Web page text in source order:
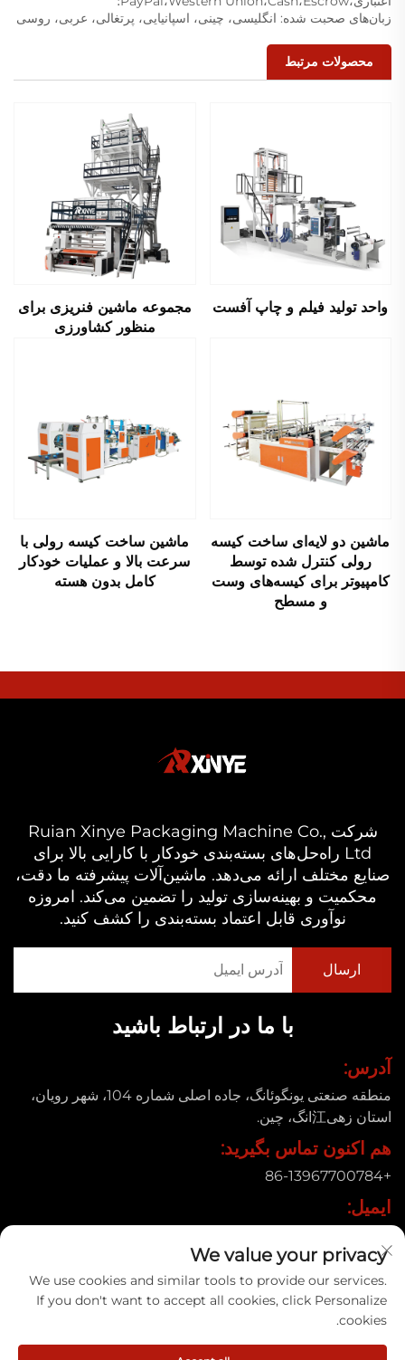
زبان‌های صحبت شده: انگلیسی، چینی، اسپانیایی، پرتغالی، عربی، روسی
محصولات مرتبط
مجموعه ماشین فنریزی برای
منظور کشاورزی
واحد تولید فیلم و چاپ آفست
ماشین ساخت کیسه رولی با
سرعت بالا و عملیات خودکار
کامل بدون هسته
ماشین دو لایه‌ای ساخت کیسه
رولی کنترل شده توسط
کامپیوتر برای کیسه‌های وست
و مسطح
شرکت Ruian Xinye Packaging Machine Co.,
Ltd راه‌حل‌های بسته‌بندی خودکار با کارایی بالا برای
صنایع مختلف ارائه می‌دهد. ماشین‌آلات پیشرفته ما دقت،
محکمیت و بهینه‌سازی تولید را تضمین می‌کند. امروزه
نوآوری قابل اعتماد بسته‌بندی را کشف کنید.
با ما در ارتباط باشید
آدرس:
منطقه صنعتی یونگوئانگ، جاده اصلی شماره 104، شهر رویان،
استان زهی江انگ، چین.
هم اکنون تماس بگیرید:
+86-13967700784
ایمیل:
کپی‌رایت © 2025 شرکت ماشین بسته‌بندی رویان سینیه، معروف به
We value your privacy
We use cookies and similar tools to provide our services.
If you don't want to accept all cookies, click Personalize
cookies.